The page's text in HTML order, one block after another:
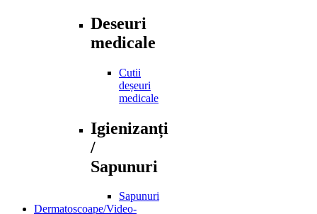
Deseuri
medicale
Cutii
deșeuri
medicale
Igienizanți
/
Sapunuri
Sapunuri
Dermatoscoape/Video-